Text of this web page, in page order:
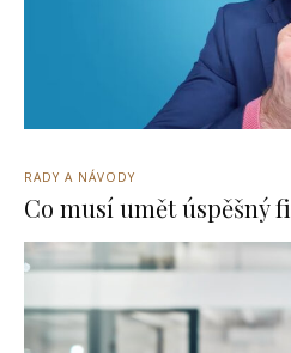
RADY A NÁVODY
Co musí umět úspěšný